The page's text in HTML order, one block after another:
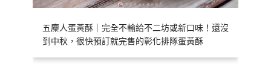
五麋人蛋黃酥｜完全不輸給不二坊或新口味！還沒
到中秋，很快預訂就完售的彰化排隊蛋黃酥